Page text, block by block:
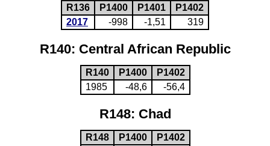
R136 P1400 P1401
P1402
2017
-998 -1,51 319
R140: Central African Republic
R140 P1400
P1402
1985
-48,6 -56,4
R148: Chad
R148 P1400
P1402